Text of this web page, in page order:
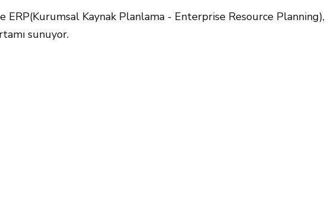
ERP(Kurumsal Kaynak Planlama - Enterprise Resource Planning),
sunuyor.